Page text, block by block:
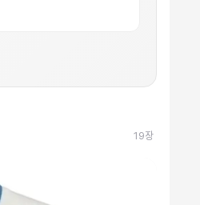
19장